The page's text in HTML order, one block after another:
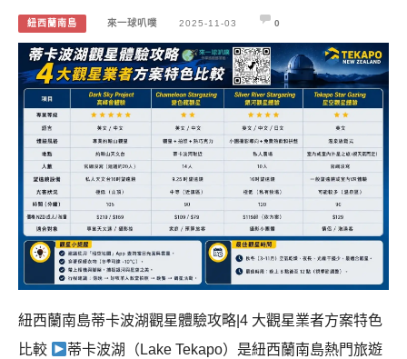
紐西蘭南島 來一球叭噗 2025-11-03 0
紐西蘭南島蒂卡波湖觀星體驗攻略|4 大觀星業者方案特色
比較
蒂卡波湖（Lake Tekapo）是紐西蘭南島熱門旅遊